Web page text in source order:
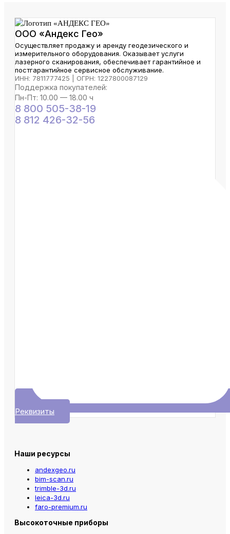
ООО «Андекс Гео»
Осуществляет продажу и аренду геодезического и
измерительного оборудования. Оказывает услуги
лазерного сканирования, обеспечивает гарантийное и
постгарантийное сервисное обслуживание.
ИНН: 7811777425 | ОГРН: 1227800087129
Поддержка покупателей:
Пн-Пт: 10.00 — 18.00 ч
8 800 505-38-19
8 812 426-32-56
Реквизиты
Наши ресурсы
andexgeo.ru
bim-scan.ru
trimble-3d.ru
leica-3d.ru
faro-premium.ru
Высокоточные приборы